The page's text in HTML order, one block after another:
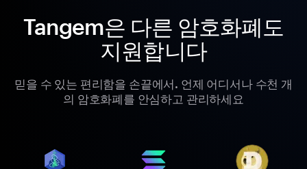
Tangem은 다른 암호화폐도
지원합니다
믿을 수 있는 편리함을 손끝에서. 언제 어디서나 수천 개
의 암호화폐를 안심하고 관리하세요